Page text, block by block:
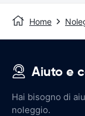
Home
Aiuto e
Hai bisogno di
noleggio.